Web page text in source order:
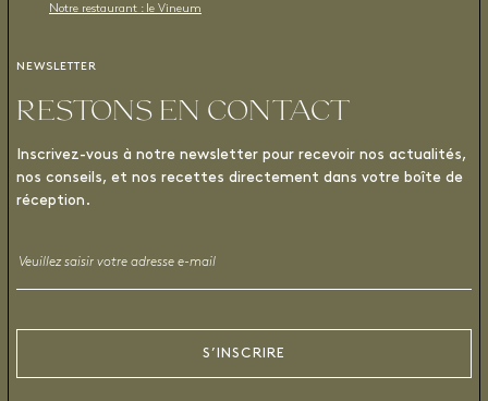
Notre restaurant : le Vineum
NEWSLETTER
RESTONS EN CONTACT
Inscrivez-vous à notre newsletter pour recevoir nos actualités,
nos conseils, et nos recettes directement dans votre boîte de
réception.
S’INSCRIRE